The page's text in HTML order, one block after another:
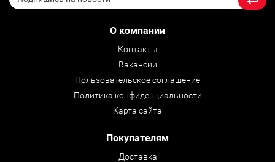
О компании
Контакты
Вакансии
Пользовательское соглашение
Политика конфиденциальности
Карта сайта
Покупателям
Доставка